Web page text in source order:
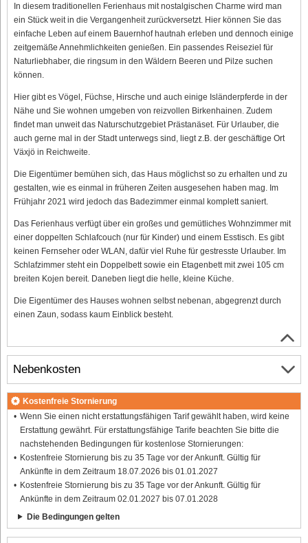
In diesem traditionellen Ferienhaus mit nostalgischen Charme wird man
ein Stück weit in die Vergangenheit zurückversetzt. Hier können Sie das
einfache Leben auf einem Bauernhof hautnah erleben und dennoch einige
zeitgemäße Annehmlichkeiten genießen. Ein passendes Reiseziel für
Naturliebhaber, die ringsum in den Wäldern Beeren und Pilze suchen
können.
Hier gibt es Vögel, Füchse, Hirsche und auch einige Isländerpferde in der
Nähe und Sie wohnen umgeben von reizvollen Birkenhainen. Zudem
findet man unweit das Naturschutzgebiet Prästanäset. Für Urlauber, die
auch gerne mal in der Stadt unterwegs sind, liegt z.B. der geschäftige Ort
Växjö in Reichweite.
Die Eigentümer bemühen sich, das Haus möglichst so zu erhalten und zu
gestalten, wie es einmal in früheren Zeiten ausgesehen haben mag. Im
Frühjahr 2021 wird jedoch das Badezimmer einmal komplett saniert.
Das Ferienhaus verfügt über ein großes und gemütliches Wohnzimmer mit
einer doppelten Schlafcouch (nur für Kinder) und einem Esstisch. Es gibt
keinen Fernseher oder WLAN, dafür viel Ruhe für gestresste Urlauber. Im
Schlafzimmer steht ein Doppelbett sowie ein Etagenbett mit zwei 105 cm
breiten Kojen bereit. Daneben liegt die helle, kleine Küche.
Die Eigentümer des Hauses wohnen selbst nebenan, abgegrenzt durch
einen Zaun, sodass kaum Einblick besteht.
Nebenkosten
Kostenfreie Stornierung
Wenn Sie einen nicht erstattungsfähigen Tarif gewählt haben, wird keine
Erstattung gewährt. Für erstattungsfähige Tarife beachten Sie bitte die
nachstehenden Bedingungen für kostenlose Stornierungen:
Kostenfreie Stornierung bis zu 35 Tage vor der Ankunft. Gültig für
Ankünfte in dem Zeitraum 18.07.2026 bis 01.01.2027
Kostenfreie Stornierung bis zu 35 Tage vor der Ankunft. Gültig für
Ankünfte in dem Zeitraum 02.01.2027 bis 07.01.2028
Die Bedingungen gelten